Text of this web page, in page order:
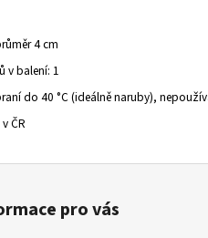
4 cm
v balení: 1
do 40 °C (ideálně naruby),
ČR
pro vás